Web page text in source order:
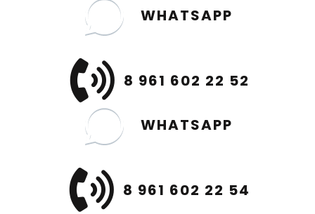
WHATSAPP
8 961 602 22 52
WHATSAPP
8 961 602 22 54